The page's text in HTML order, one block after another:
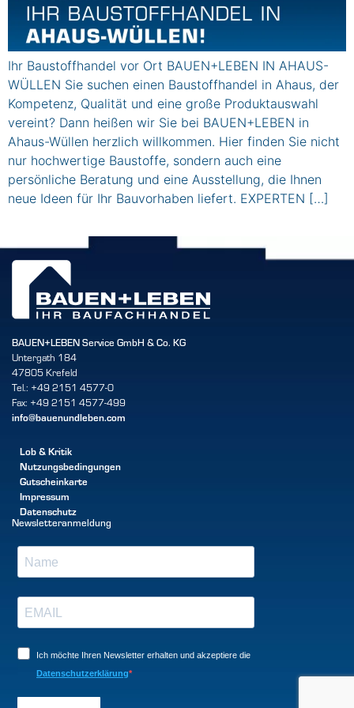
Ihr Baustoffhandel vor Ort BAUEN+LEBEN IN AHAUS-
WÜLLEN Sie suchen einen Baustoffhandel in Ahaus, der
Kompetenz, Qualität und eine große Produktauswahl
vereint? Dann heißen wir Sie bei BAUEN+LEBEN in
Ahaus-Wüllen herzlich willkommen. Hier finden Sie nicht
nur hochwertige Baustoffe, sondern auch eine
persönliche Beratung und eine Ausstellung, die Ihnen
neue Ideen für Ihr Bauvorhaben liefert. EXPERTEN […]
BAUEN+LEBEN Service GmbH & Co. KG
Untergath 184
47805 Krefeld
Tel.: +49 2151 4577-0
Fax: +49 2151 4577-499
info@bauenundleben.com
Lob & Kritik
Nutzungsbedingungen
Gutscheinkarte
Impressum
Datenschutz
Newsletteranmeldung
Ich möchte Ihren Newsletter erhalten und akzeptiere die
Datenschutzerklärung